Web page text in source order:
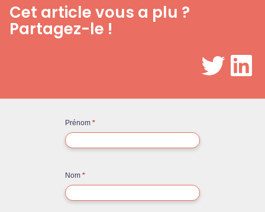
Cet article vous a plu ?
Partagez-le !
Twitter LinkedIn
Contact
rapide
Prénom *
Nom *